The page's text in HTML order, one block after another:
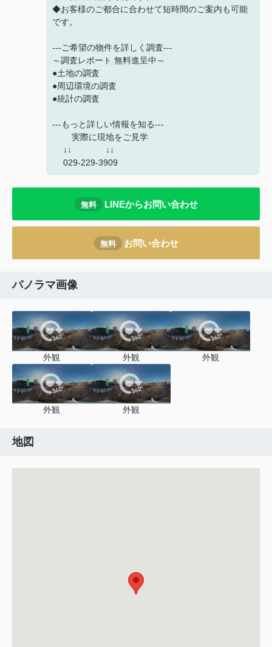
◆お客様のご都合に合わせて短時間のご案内も可能
です。
---ご希望の物件を詳しく調査---
～調査レポート 無料進呈中～
●土地の調査
●周辺環境の調査
●統計の調査
---もっと詳しい情報を知る---
実際に現地をご見学
↓↓ ↓↓
029-229-3909
無料 LINEからお問い合わせ
無料 お問い合わせ
パノラマ画像
外観 外観 外観
外観 外観
地図